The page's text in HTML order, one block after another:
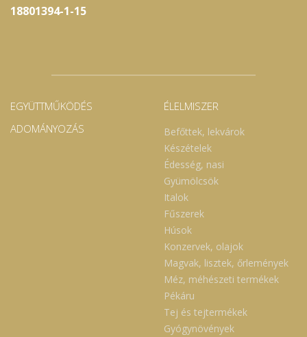
18801394-1-15
EGYÜTTMŰKÖDÉS
ADOMÁNYOZÁS
ÉLELMISZER
Befőttek, lekvárok
Készételek
Édesség, nasi
Gyümölcsök
Italok
Fűszerek
Húsok
Konzervek, olajok
Magvak, lisztek, őrlemények
Méz, méhészeti termékek
Pékáru
Tej és tejtermékek
Gyógynövények